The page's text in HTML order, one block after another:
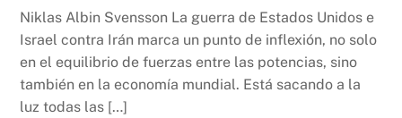
Niklas Albin Svensson La guerra de Estados Unidos e
Israel contra Irán marca un punto de inflexión, no solo
en el equilibrio de fuerzas entre las potencias, sino
también en la economía mundial. Está sacando a la
luz todas las […]